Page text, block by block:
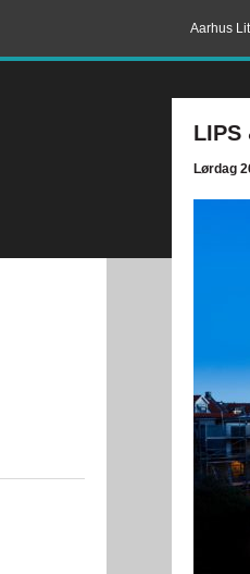
Aarhus
LIPS
Lørdag